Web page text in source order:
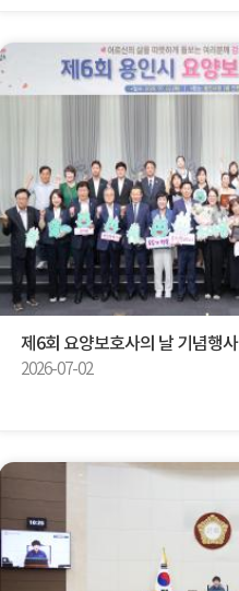
제6회 요양보호사의 날 기념행사
2026-07-02